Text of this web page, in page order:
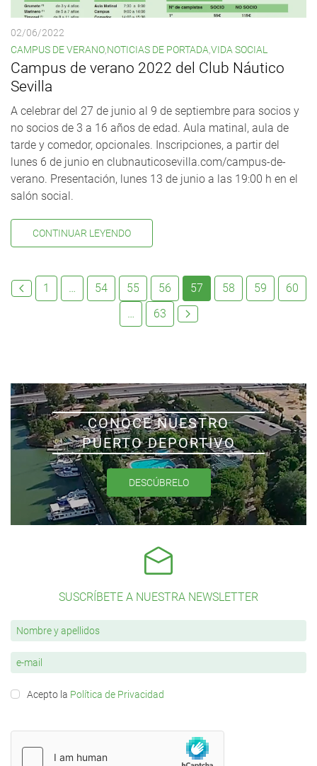
02/06/2022
CAMPUS DE VERANO,NOTICIAS DE PORTADA,VIDA SOCIAL
Campus de verano 2022 del Club Náutico
Sevilla
A celebrar del 27 de junio al 9 de septiembre para socios y
no socios de 3 a 16 años de edad. Aula matinal, aula de
tarde y comedor, opcionales. Inscripciones, a partir del
lunes 6 de junio en clubnauticosevilla.com/campus-de-
verano. Presentación, lunes 13 de junio a las 19:00 h en el
salón social.
CONTINUAR LEYENDO
1 … 54 55 56 57 58 59
60
…
63
CONOCE NUESTRO
PUERTO DEPORTIVO
DESCÚBRELO
SUSCRÍBETE A NUESTRA NEWSLETTER
Acepto la Política de Privacidad